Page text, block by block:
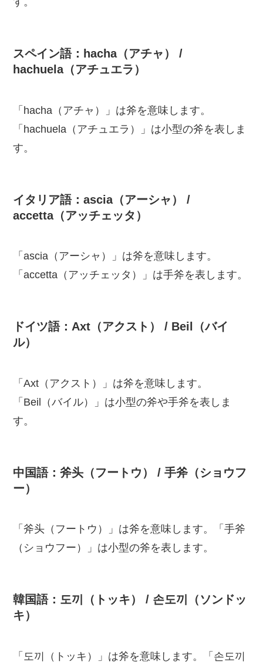
スペイン語：hacha（アチャ） /
hachuela（アチュエラ）
「hacha（アチャ）」は斧を意味します。
「hachuela（アチュエラ）」は小型の斧を表しま
す。
イタリア語：ascia（アーシャ） /
accetta（アッチェッタ）
「ascia（アーシャ）」は斧を意味します。
「accetta（アッチェッタ）」は手斧を表します。
ドイツ語：Axt（アクスト） / Beil（バイ
ル）
「Axt（アクスト）」は斧を意味します。
「Beil（バイル）」は小型の斧や手斧を表しま
す。
中国語：斧头（フートウ） / 手斧（ショウフ
ー）
「斧头（フートウ）」は斧を意味します。「手斧
（ショウフー）」は小型の斧を表します。
韓国語：도끼（トッキ） / 손도끼（ソンドッ
キ）
「도끼（トッキ）」は斧を意味します。「손도끼